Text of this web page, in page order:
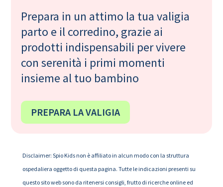
Prepara in un attimo la tua valigia
parto e il corredino, grazie ai
prodotti indispensabili per vivere
con serenità i primi momenti
insieme al tuo bambino
PREPARA LA VALIGIA
Disclaimer: Spio Kids non è affiliato in alcun modo con la struttura
ospedaliera oggetto di questa pagina. Tutte le indicazioni presenti su
questo sito web sono da ritenersi consigli, frutto di ricerche online ed